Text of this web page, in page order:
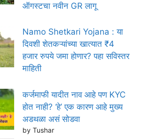
ऑगस्टचा नवीन GR लागू
Namo Shetkari Yojana : या
दिवशी शेतकऱ्यांच्या खात्यात ₹4
हजार रुपये जमा होणार? पहा सविस्तर
माहिती
कर्जमाफी यादीत नाव आहे पण KYC
होत नाही? ‘हे’ एक कारण आहे मुख्य
अडथळा असं सोडवा
by Tushar